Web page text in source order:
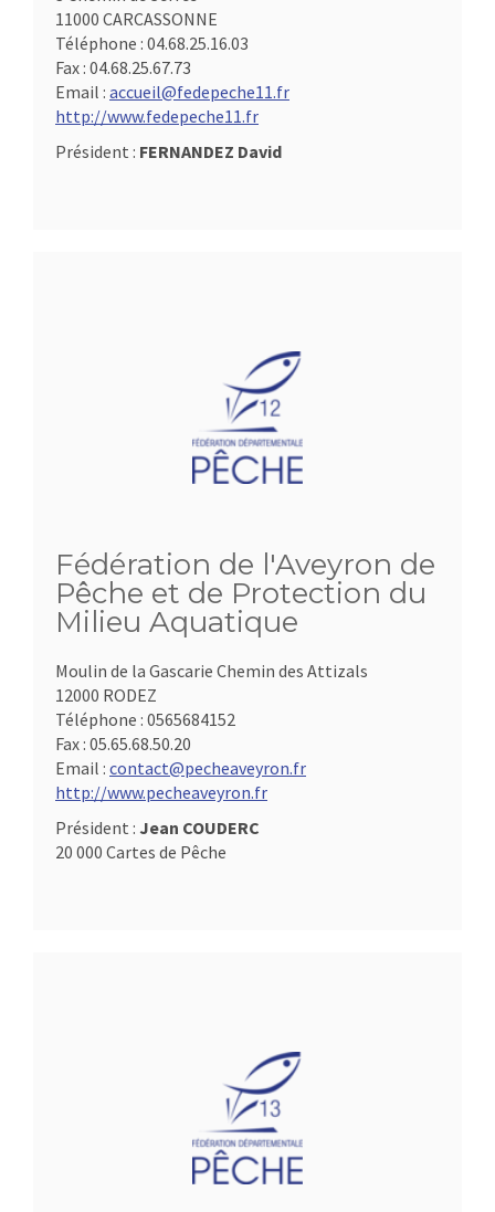
11000 CARCASSONNE
Téléphone : 04.68.25.16.03
Fax : 04.68.25.67.73
Email : accueil@fedepeche11.fr
http://www.fedepeche11.fr
Président : FERNANDEZ David
Fédération de l'Aveyron de
Pêche et de Protection du
Milieu Aquatique
Moulin de la Gascarie Chemin des Attizals
12000 RODEZ
Téléphone : 0565684152
Fax : 05.65.68.50.20
Email : contact@pecheaveyron.fr
http://www.pecheaveyron.fr
Président : Jean COUDERC
20 000 Cartes de Pêche